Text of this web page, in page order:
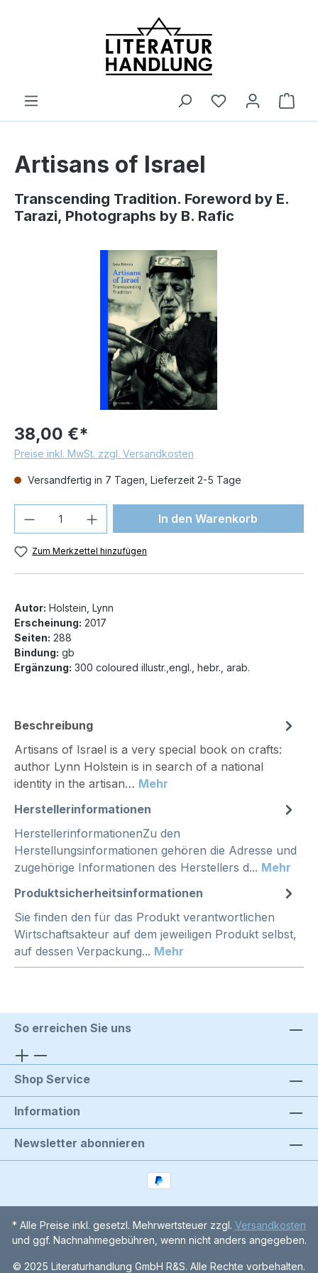
Artisans of Israel
Transcending Tradition. Foreword by E.
Tarazi, Photographs by B. Rafic
Bildergalerie überspringen
38,00 €*
Preise inkl. MwSt. zzgl. Versandkosten
Versandfertig in 7 Tagen, Lieferzeit 2-5 Tage
Produkt Anzahl: Gib denIn den Warenkorb
Zum Merkzettel hinzufügen
Autor: Holstein, Lynn
Erscheinung: 2017
Seiten: 288
Bindung: gb
Ergänzung: 300 coloured illustr.,engl., hebr., arab.
Beschreibung
Artisans of Israel is a very special book on crafts:
author Lynn Holstein is in search of a national
identity in the artisan… Mehr
Herstellerinformationen
HerstellerinformationenZu den
Herstellungsinformationen gehören die Adresse und
zugehörige Informationen des Herstellers d... Mehr
Produktsicherheitsinformationen
Sie finden den für das Produkt verantwortlichen
Wirtschaftsakteur auf dem jeweiligen Produkt selbst,
auf dessen Verpackung... Mehr
So erreichen Sie uns
Shop Service
Information
Newsletter abonnieren
* Alle Preise inkl. gesetzl. Mehrwertsteuer zzgl. Versandkosten
und ggf. Nachnahmegebühren, wenn nicht anders angegeben.
© 2025 Literaturhandlung GmbH R&S. Alle Rechte vorbehalten.